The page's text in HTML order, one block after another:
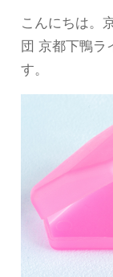
こんにちは。
団 京都下鴨ラ
す。